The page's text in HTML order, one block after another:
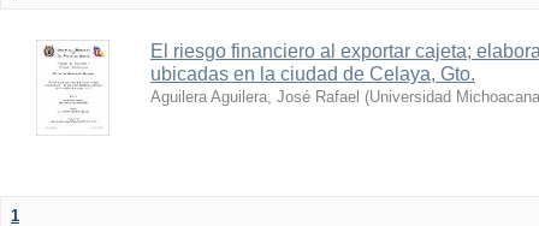
El riesgo financiero al exportar cajeta;
ubicadas en la ciudad de Celaya, Gto.
Aguilera Aguilera, José Rafael (Universidad
1